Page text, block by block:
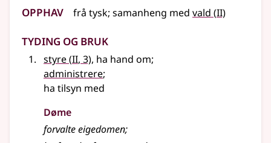
Opphav frå tysk; samanheng med vald (2
II)
Tyding og bruk
styre(2
II, 3), ha hand om;
administrere;
ha tilsyn med
Døme
forvalte eigedomen;